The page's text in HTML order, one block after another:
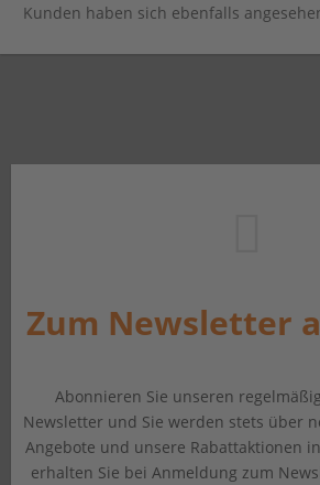
Kunden haben sich ebenfalls
Zum Newsletter
Abonnieren Sie unseren
Newsletter und Sie werden stets über
Angebote und unsere Rabattaktionen
erhalten Sie bei Anmeldung zum